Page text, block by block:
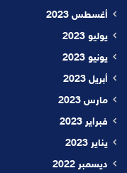
أغسطس 2023
يوليو 2023
يونيو 2023
أبريل 2023
مارس 2023
فبراير 2023
يناير 2023
ديسمبر 2022